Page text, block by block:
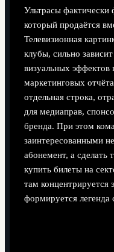
Ультрасы
который продаётся
Телевизионная
клубы, сильно
визуальных эффектов
маркетинговых
отдельная строка,
для медиаправ,
бренда. При этом
заинтересованными
абонемент, а сделать
купить билеты на
там концентрируется
формируется легенда